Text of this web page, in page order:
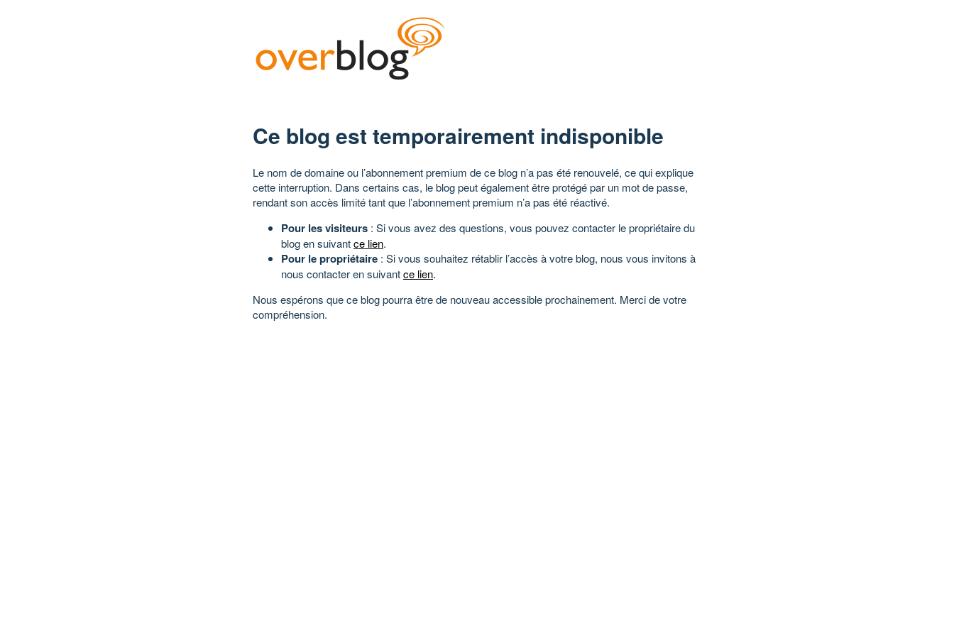
Ce blog est temporairement indisponible
Le nom de domaine ou l’abonnement premium de ce blog n’a pas été renouvelé, ce qui explique
cette interruption. Dans certains cas, le blog peut également être protégé par un mot de passe,
rendant son accès limité tant que l’abonnement premium n’a pas été réactivé.
Pour les visiteurs : Si vous avez des questions, vous pouvez contacter le propriétaire du
blog en suivantce lien.
Pour le propriétaire : Si vous souhaitez rétablir l’accès à votre blog, nous vous invitons à
nous contacter en suivantce lien.
Nous espérons que ce blog pourra être de nouveau accessible prochainement. Merci de votre
compréhension.